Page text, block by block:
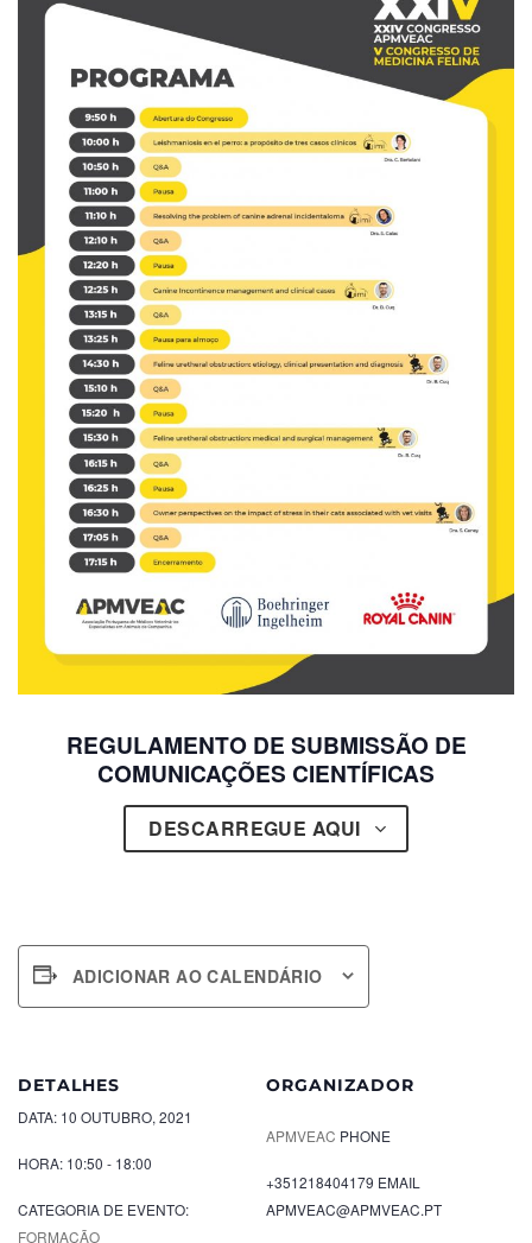
REGULAMENTO DE SUBMISSÃO DE
COMUNICAÇÕES CIENTÍFICAS
DESCARREGUE AQUI
ADICIONAR AO CALENDÁRIO
DETALHES
DATA: 10 OUTUBRO, 2021
HORA: 10:50 - 18:00
CATEGORIA DE EVENTO:
FORMAÇÃO
ORGANIZADOR
APMVEAC PHONE
+351218404179 EMAIL
APMVEAC@APMVEAC.PT